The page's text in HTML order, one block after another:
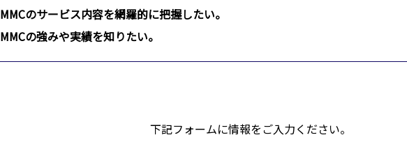
MMCのサービス内容を網羅的に把握したい。
MMCの強みや実績を知りたい。
下記フォームに情報をご入力ください。